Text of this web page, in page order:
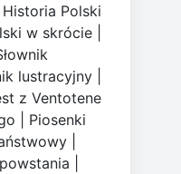
Historia Polski
w skrócie
lustracyjny
z Ventotene
Piosenki